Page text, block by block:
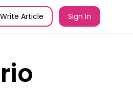
Write Article Sign In